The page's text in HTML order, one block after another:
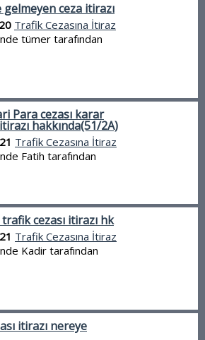
gelmeyen ceza itirazı
Trafik Cezasına İtiraz
tümer tarafından
Para cezası karar
hakkında(51/2A)
Trafik Cezasına İtiraz
Fatih tarafından
cezası itirazı hk
Trafik Cezasına İtiraz
Kadir tarafından
itirazı nereye